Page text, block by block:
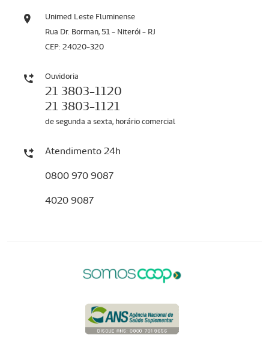
Unimed Leste Fluminense
Rua Dr. Borman, 51 - Niterói - RJ
CEP: 24020-320
Ouvidoria
21 3803-1120
21 3803-1121
de segunda a sexta, horário comercial
Atendimento 24h
0800 970 9087
4020 9087